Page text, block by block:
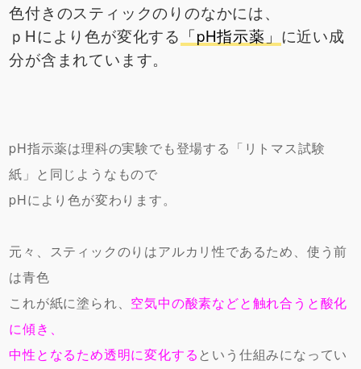
色付きのスティックのりのなかには、
ｐHにより色が変化する 「pH指示薬」 に近い成
分が含まれています。
pH指示薬は理科の実験でも登場する「リトマス試験
紙」と同じようなもので
pHにより色が変わります。
元々、スティックのりはアルカリ性であるため、使う前
は青色
これが紙に塗られ、 空気中の酸素などと触れ合うと酸化
に傾き、
中性となるため透明に変化する という仕組みになってい